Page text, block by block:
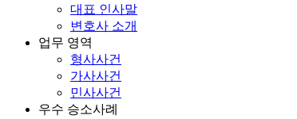
대표 인사말
변호사 소개
업무 영역
형사사건
가사사건
민사사건
우수 승소사례